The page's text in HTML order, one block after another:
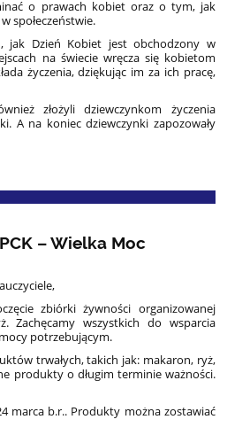
o prawach kobiet oraz o tym, jak
społeczeństwie.
jak Dzień Kobiet jest obchodzony w
na świecie wręcza się kobietom
życzenia, dziękując im za ich pracę,
złożyli dziewczynkom życzenia
A na koniec dziewczynki zapozowały
– Wielka Moc
zbiórki żywności organizowanej
Zachęcamy wszystkich do wsparcia
potrzebującym.
trwałych, takich jak: makaron, ryż,
produkty o długim terminie ważności.
marca b.r.. Produkty można zostawiać